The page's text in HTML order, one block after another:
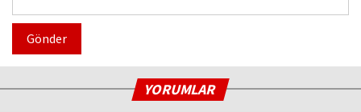
Gönder
YORUMLAR